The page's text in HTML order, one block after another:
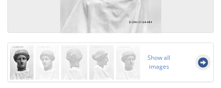
Show all
images